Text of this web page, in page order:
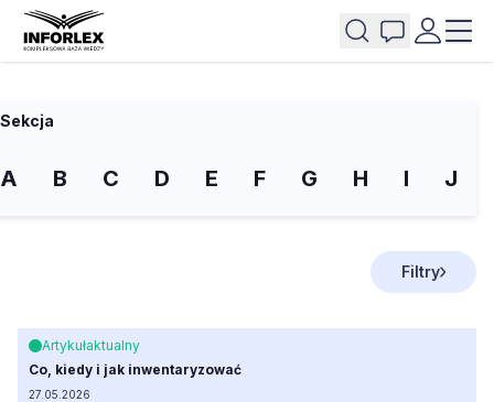
Sekcja
A B C D E F G H I J
Filtry
Artykułaktualny
Co, kiedy i jak inwentaryzować
27.05.2026